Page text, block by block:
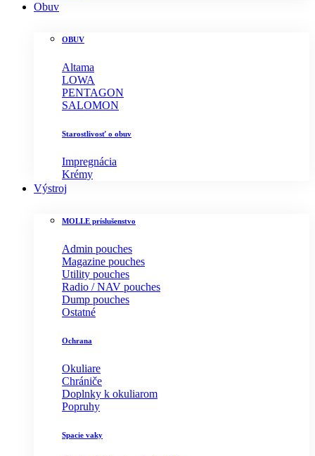
Obuv
OBUV
Altama
LOWA
PENTAGON
SALOMON
Starostlivosť o obuv
Impregnácia
Krémy
Výstroj
MOLLE príslušenstvo
Admin pouches
Magazine pouches
Utility pouches
Radio / NAV pouches
Dump pouches
Ostatné
Ochrana
Okuliare
Chrániče
Doplnky k okuliarom
Popruhy
Spacie vaky